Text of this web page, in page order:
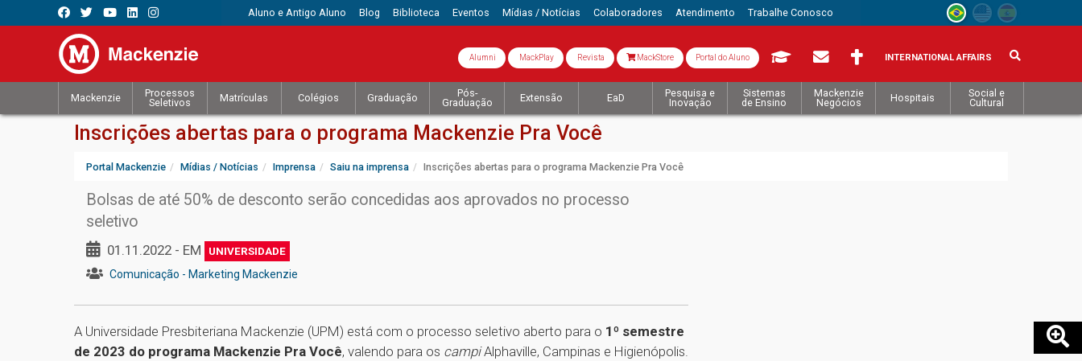
Aluno e Antigo Aluno Blog Biblioteca Eventos Mídias / Notícias Colaboradores Atendimento Trabalhe Conosco
Alumni MackPlay Revista MackStore Portal do Aluno INTERNATIONAL AFFAIRS
Mackenzie
Processos
Seletivos
Matrículas Colégios Graduação
Pós-
Graduação
Extensão EaD
Pesquisa e
Inovação
Sistemas
de Ensino
Mackenzie
Negócios
Hospitais
Social e
Cultural
Inscrições abertas para o programa Mackenzie Pra Você
Portal Mackenzie Mídias / Notícias Imprensa Saiu na imprensa Inscrições abertas para o programa Mackenzie Pra Você
Bolsas de até 50% de desconto serão concedidas aos aprovados no processo
seletivo
01.11.2022 - EM UNIVERSIDADE
Comunicação - Marketing Mackenzie
A Universidade Presbiteriana Mackenzie (UPM) está com o processo seletivo aberto para o 1º semestre
de 2023 do programa Mackenzie Pra Você, valendo para os campiAlphaville, Campinas e Higienópolis.